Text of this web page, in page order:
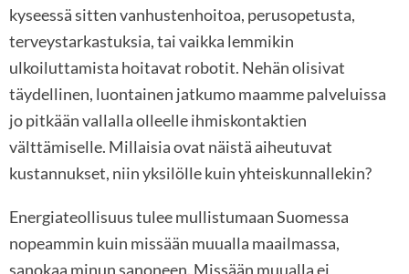
kyseessä sitten vanhustenhoitoa, perusopetusta,
terveystarkastuksia, tai vaikka lemmikin
ulkoiluttamista hoitavat robotit. Nehän olisivat
täydellinen, luontainen jatkumo maamme palveluissa
jo pitkään vallalla olleelle ihmiskontaktien
välttämiselle. Millaisia ovat näistä aiheutuvat
kustannukset, niin yksilölle kuin yhteiskunnallekin?
Energiateollisuus tulee mullistumaan Suomessa
nopeammin kuin missään muualla maailmassa,
sanokaa minun sanoneen. Missään muualla ei